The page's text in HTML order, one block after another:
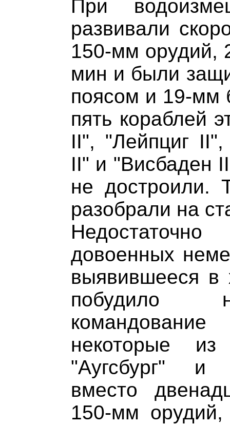
При
развивали
150-мм орудий,
мин и были
поясом и 19-мм
пять кораблей
II", "Лейпциг II",
II" и "Висбаден
не достроили.
разобрали на
довоенных
выявившееся в
побудило
некоторые
"Аугсбург" и
вместо
150-мм